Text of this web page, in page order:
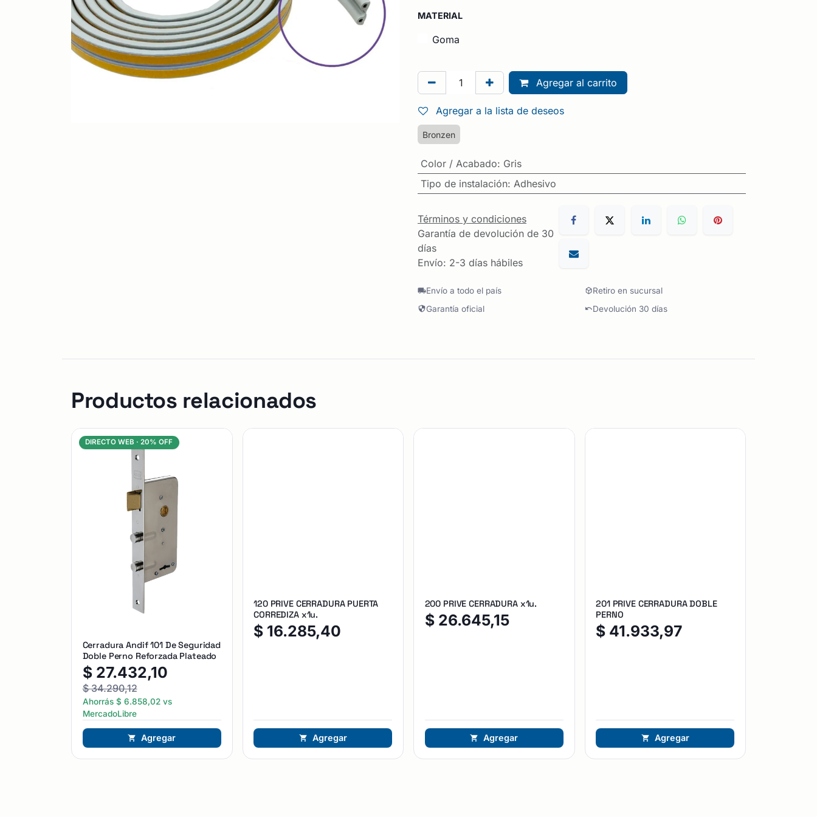
MATERIAL
Goma
Agregar al carrito
Agregar a la lista de deseos
Bronzen
Color / Acabado: Gris
Tipo de instalación: Adhesivo
Términos y condiciones
Garantía de devolución de 30
días
Envío: 2-3 días hábiles
Envío a todo el país
Retiro en sucursal
Garantía oficial
Devolución 30 días
Productos relacionados
DIRECTO WEB ·20% OFF
Cerradura Andif 101 De Seguridad
Doble Perno Reforzada Plateado
$ 27.432,10
$34.290,12
Ahorrás $ 6.858,02vs
MercadoLibre
Agregar
120 PRIVE CERRADURA PUERTA
CORREDIZA x1u.
$ 16.285,40
Agregar
200 PRIVE CERRADURA x1u.
$ 26.645,15
Agregar
201 PRIVE CERRADURA DOBLE
PERNO
$ 41.933,97
Agregar